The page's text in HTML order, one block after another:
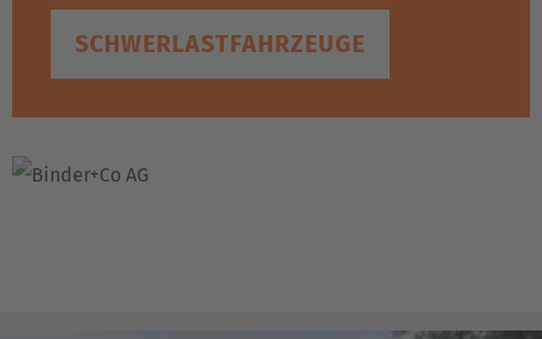
SCHWERLASTFAHRZEUGE